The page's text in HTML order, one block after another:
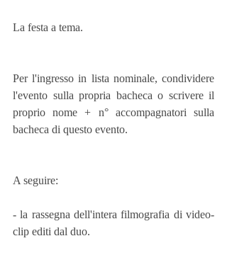
La festa a tema.
Per l'ingresso in lista nominale, condividere
l'evento sulla propria bacheca o scrivere il
proprio nome + n° accompagnatori sulla
bacheca di questo evento.
A seguire:
- la rassegna dell'intera filmografia di video-
clip editi dal duo.